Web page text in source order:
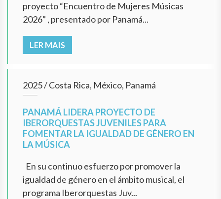
proyecto “Encuentro de Mujeres Músicas
2026” , presentado por Panamá...
LER MAIS
2025/Costa Rica, México, Panamá
PANAMÁ LIDERA PROYECTO DE
IBERORQUESTAS JUVENILES PARA
FOMENTAR LA IGUALDAD DE GÉNERO EN
LA MÚSICA
En su continuo esfuerzo por promover la
igualdad de género en el ámbito musical, el
programa Iberorquestas Juv...